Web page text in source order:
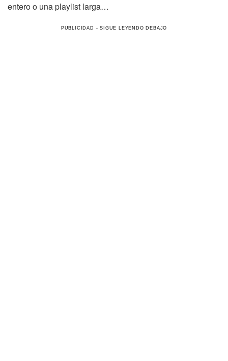
entero o una playlist larga…